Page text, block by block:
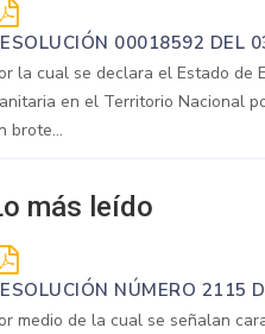
00018592 DEL
la cual se declara el Estado de
en el Territorio Nacional
brote...
más leído
NÚMERO 2115
medio de la cual se señalan